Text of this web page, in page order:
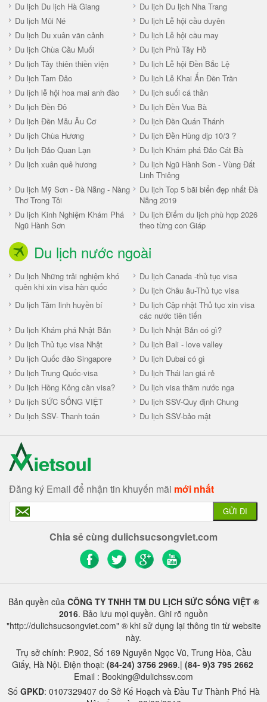
Du lịch Du lịch Hà Giang
Du lịch Du lịch Nha Trang
Du lịch Mũi Né
Du lịch Lễ hội cầu duyên
Du lịch Du xuân vãn cảnh
Du lịch Lễ hội cầu may
Du lịch Chùa Cầu Muối
Du lịch Phủ Tây Hồ
Du lịch Tây thiên thiền viện
Du lịch Lễ hội Đền Bắc Lệ
Du lịch Tam Đảo
Du lịch Lễ Khai Ấn Đền Trần
Du lịch lễ hội hoa mai anh đào
Du lịch suối cá thần
Du lịch Đền Đô
Du lịch Đền Vua Bà
Du lịch Đền Mẫu Âu Cơ
Du lịch Đền Quán Thánh
Du lịch Chùa Hương
Du lịch Đền Hùng dịp 10/3 ?
Du lịch Đảo Quan Lạn
Du lịch Khám phá Đảo Cát Bà
Du lịch xuân quê hương
Du lịch Ngũ Hành Sơn - Vùng Đất
Linh Thiêng
Du lịch Mỹ Sơn - Đà Nẵng - Nàng
Thơ Trong Tôi
Du lịch Top 5 bãi biển đẹp nhất Đà
Nẵng 2019
Du lịch Kinh Nghiệm Khám Phá
Ngũ Hành Sơn
Du lịch Điểm du lịch phù hợp 2026
theo từng con Giáp
Du lịch nước ngoài
Du lịch Những trải nghiệm khó
quên khi xin visa hàn quốc
Du lịch Canada -thủ tục visa
Du lịch Châu âu-Thủ tục visa
Du lịch Tâm linh huyền bí
Du lịch Cập nhật Thủ tục xin visa
các nước tiên tiến
Du lịch Khám phá Nhật Bản
Du lịch Nhật Bản có gì?
Du lịch Thủ tục visa Nhật
Du lịch Bali - love valley
Du lịch Quốc đảo Singapore
Du lịch Dubai có gì
Du lịch Trung Quốc-visa
Du lịch Thái lan giá rẻ
Du lịch Hồng Kông cần visa?
Du lịch visa thăm nước nga
Du lịch SỨC SỐNG VIỆT
Du lịch SSV-Quy định Chung
Du lịch SSV- Thanh toán
Du lịch SSV-bảo mật
Đăng ký Email để nhận tin khuyến mãi mới nhất
GỬI ĐI
Chia sẻ cùng dulichsucsongviet.com
Bản quyền của CÔNG TY TNHH TM DU LỊCH SỨC SỐNG VIỆT ®
2016. Bảo lưu mọi quyền. Ghi rõ nguồn
"http://dulichsucsongviet.com" ® khi sử dụng lại thông tin từ website
này.
Trụ sở chính: P.902, Số 169 Nguyễn Ngọc Vũ, Trung Hòa, Cầu
Giấy, Hà Nội. Điện thoại: (84-24) 3756 2969.| (84- 9)3 795 2662
Email : Booking@dulichssv.com
Số GPKD: 0107329407 do Sở Kế Hoạch và Đầu Tư Thành Phố Hà